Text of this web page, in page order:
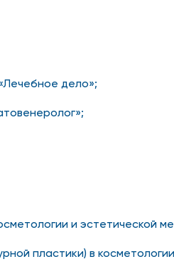
дело»;
и эстетической
пластики) в